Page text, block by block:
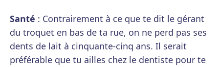
Santé : Contrairement à ce que te dit le gérant
du troquet en bas de ta rue, on ne perd pas ses
dents de lait à cinquante-cinq ans. Il serait
préférable que tu ailles chez le dentiste pour te